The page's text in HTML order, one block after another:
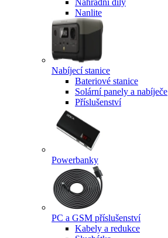
Náhradní díly
Nanlite
Nabíjecí stanice
Bateriové stanice
Solární panely a nabíječe
Příslušenství
Powerbanky
PC a GSM příslušenství
Kabely a redukce